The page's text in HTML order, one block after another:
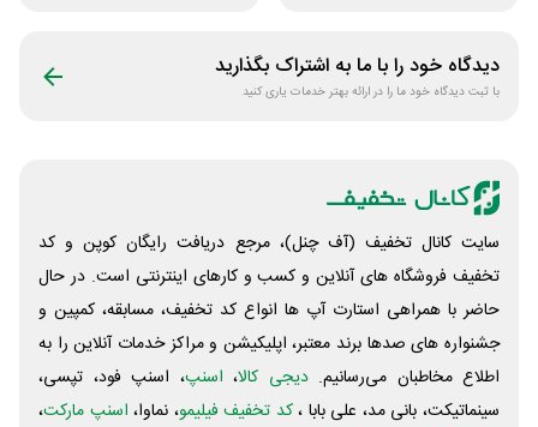
دیدگاه خود را با ما به اشتراک بگذارید
با ثبت دیدگاه خود ما را در ارائه بهتر خدمات یاری کنید
سایت کانال تخفیف (آف چنل)، مرجع دریافت رایگان کوپن و کد
تخفیف فروشگاه های آنلاین و کسب و‌ کارهای اینترنتی است. در حال
حاضر با همراهی استارت آپ ها انواع کد تخفیف، مسابقه، کمپین و
جشنواره های صدها برند معتبر، اپلیکیشن و مراکز خدمات آنلاین را به
اطلاع مخاطبان می‌رسانیم. دیجی کالا، اسنپ، اسنپ فود، تپسی،
سینماتیکت، بانی مد، علی‌ بابا ،کد تخفیف فیلیمو، نماوا، اسنپ مارکت،